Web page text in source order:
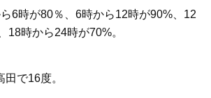
6時が80％、6時から12時が90%、12
18時から24時が70%。
田で16度。